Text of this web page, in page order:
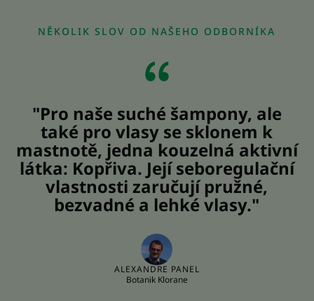
NĚKOLIK SLOV OD NAŠEHO ODBORNÍKA
"Pro naše suché šampony, ale
také pro vlasy se sklonem k
mastnotě, jedna kouzelná aktivní
látka: Kopřiva. Její seboregulační
vlastnosti zaručují pružné,
bezvadné a lehké vlasy."
ALEXANDRE PANEL
Botanik Klorane